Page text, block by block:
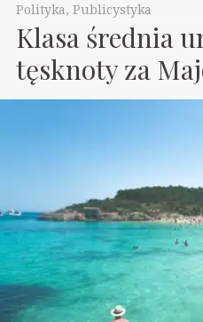
Polityka, Publicystyka
Klasa średnia
tęsknoty za